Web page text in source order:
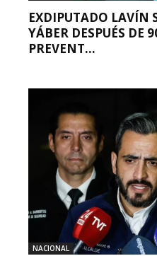
EXDIPUTADO LAVÍN
YÁBER DESPUÉS DE
PREVENT...
NACIONAL